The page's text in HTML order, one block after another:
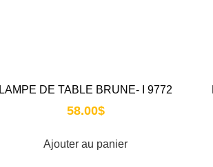
LAMPE DE TABLE BRUNE- I 9772
58.00$
Ajouter au panier